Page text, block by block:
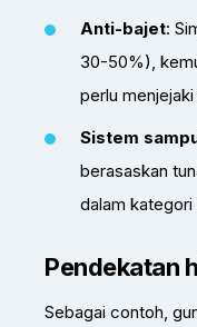
Anti-bajet:
30-50%),
perlu
Sistem
berasaskan
dalam
Pendekatan
Sebagai contoh,